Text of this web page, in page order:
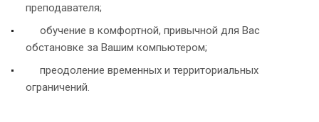
преподавателя;
обучение в комфортной, привычной для Вас
обстановке за Вашим компьютером;
преодоление временных и территориальных
ограничений.